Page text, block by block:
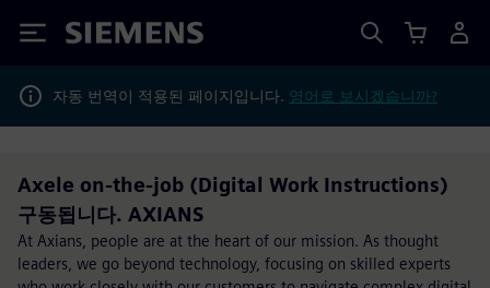
Siemens
자동 번역이 적용된 페이지입니다. 영어로 보시겠습니까?
Axele on-the-job (Digital Work Instructions)
구동됩니다. AXIANS
At Axians, people are at the heart of our mission. As thought
leaders, we go beyond technology, focusing on skilled experts